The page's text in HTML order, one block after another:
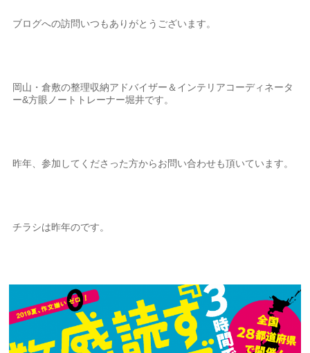
ブログへの訪問いつもありがとうございます。
岡山・倉敷の整理収納アドバイザー＆インテリアコーディネータ
ー&方眼ノートトレーナー堀井です。
昨年、参加してくださった方からお問い合わせも頂いています。
チラシは昨年のです。